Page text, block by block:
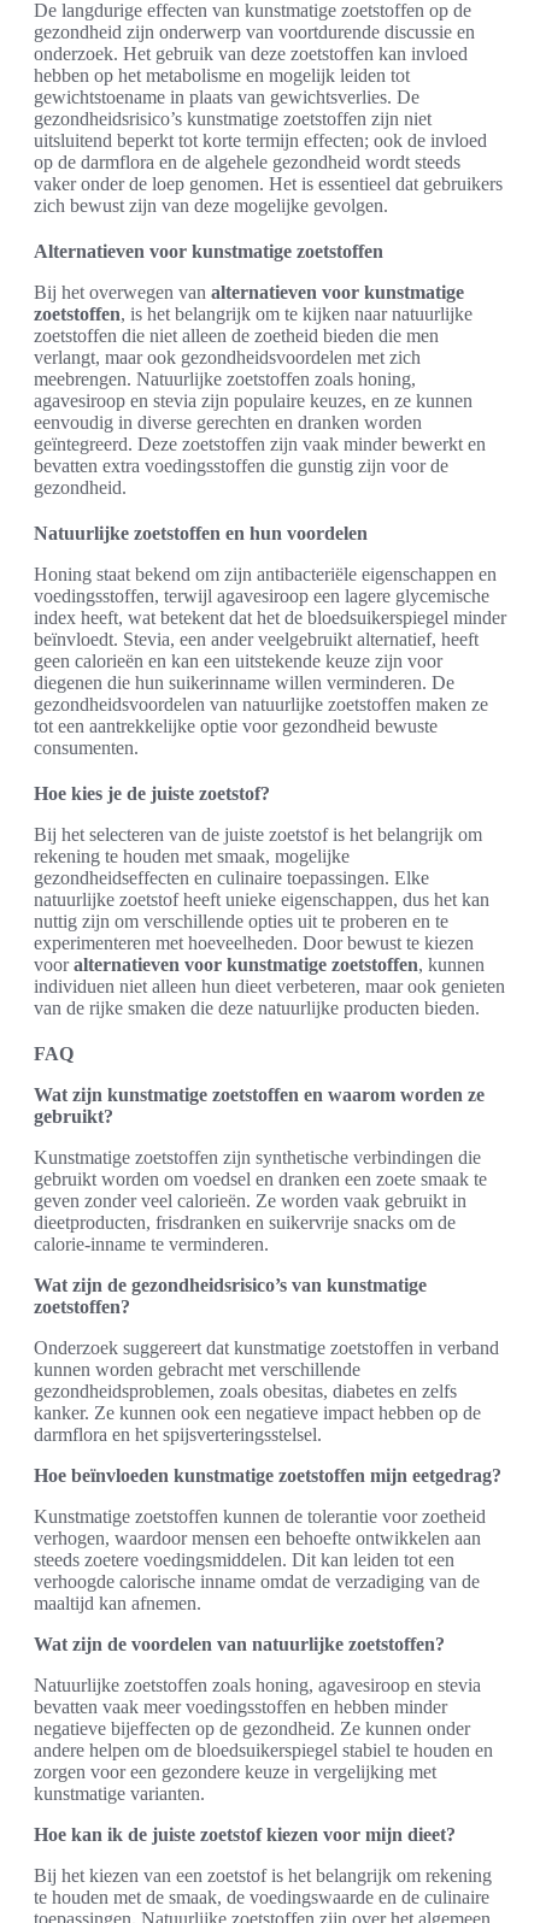
De langdurige effecten van kunstmatige zoetstoffen op de
gezondheid zijn onderwerp van voortdurende discussie en
onderzoek. Het gebruik van deze zoetstoffen kan invloed
hebben op het metabolisme en mogelijk leiden tot
gewichtstoename in plaats van gewichtsverlies. De
gezondheidsrisico’s kunstmatige zoetstoffen zijn niet
uitsluitend beperkt tot korte termijn effecten; ook de invloed
op de darmflora en de algehele gezondheid wordt steeds
vaker onder de loep genomen. Het is essentieel dat gebruikers
zich bewust zijn van deze mogelijke gevolgen.
Alternatieven voor kunstmatige zoetstoffen
Bij het overwegen van alternatieven voor kunstmatige
zoetstoffen, is het belangrijk om te kijken naar natuurlijke
zoetstoffen die niet alleen de zoetheid bieden die men
verlangt, maar ook gezondheidsvoordelen met zich
meebrengen. Natuurlijke zoetstoffen zoals honing,
agavesiroop en stevia zijn populaire keuzes, en ze kunnen
eenvoudig in diverse gerechten en dranken worden
geïntegreerd. Deze zoetstoffen zijn vaak minder bewerkt en
bevatten extra voedingsstoffen die gunstig zijn voor de
gezondheid.
Natuurlijke zoetstoffen en hun voordelen
Honing staat bekend om zijn antibacteriële eigenschappen en
voedingsstoffen, terwijl agavesiroop een lagere glycemische
index heeft, wat betekent dat het de bloedsuikerspiegel minder
beïnvloedt. Stevia, een ander veelgebruikt alternatief, heeft
geen calorieën en kan een uitstekende keuze zijn voor
diegenen die hun suikerinname willen verminderen. De
gezondheidsvoordelen van natuurlijke zoetstoffen maken ze
tot een aantrekkelijke optie voor gezondheid bewuste
consumenten.
Hoe kies je de juiste zoetstof?
Bij het selecteren van de juiste zoetstof is het belangrijk om
rekening te houden met smaak, mogelijke
gezondheidseffecten en culinaire toepassingen. Elke
natuurlijke zoetstof heeft unieke eigenschappen, dus het kan
nuttig zijn om verschillende opties uit te proberen en te
experimenteren met hoeveelheden. Door bewust te kiezen
vooralternatieven voor kunstmatige zoetstoffen, kunnen
individuen niet alleen hun dieet verbeteren, maar ook genieten
van de rijke smaken die deze natuurlijke producten bieden.
FAQ
Wat zijn kunstmatige zoetstoffen en waarom worden ze
gebruikt?
Kunstmatige zoetstoffen zijn synthetische verbindingen die
gebruikt worden om voedsel en dranken een zoete smaak te
geven zonder veel calorieën. Ze worden vaak gebruikt in
dieetproducten, frisdranken en suikervrije snacks om de
calorie-inname te verminderen.
Wat zijn de gezondheidsrisico’s van kunstmatige
zoetstoffen?
Onderzoek suggereert dat kunstmatige zoetstoffen in verband
kunnen worden gebracht met verschillende
gezondheidsproblemen, zoals obesitas, diabetes en zelfs
kanker. Ze kunnen ook een negatieve impact hebben op de
darmflora en het spijsverteringsstelsel.
Hoe beïnvloeden kunstmatige zoetstoffen mijn eetgedrag?
Kunstmatige zoetstoffen kunnen de tolerantie voor zoetheid
verhogen, waardoor mensen een behoefte ontwikkelen aan
steeds zoetere voedingsmiddelen. Dit kan leiden tot een
verhoogde calorische inname omdat de verzadiging van de
maaltijd kan afnemen.
Wat zijn de voordelen van natuurlijke zoetstoffen?
Natuurlijke zoetstoffen zoals honing, agavesiroop en stevia
bevatten vaak meer voedingsstoffen en hebben minder
negatieve bijeffecten op de gezondheid. Ze kunnen onder
andere helpen om de bloedsuikerspiegel stabiel te houden en
zorgen voor een gezondere keuze in vergelijking met
kunstmatige varianten.
Hoe kan ik de juiste zoetstof kiezen voor mijn dieet?
Bij het kiezen van een zoetstof is het belangrijk om rekening
te houden met de smaak, de voedingswaarde en de culinaire
toepassingen. Natuurlijke zoetstoffen zijn over het algemeen